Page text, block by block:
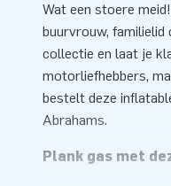
Wat een stoere
buurvrouw, familielid
collectie en laat je
motorliefhebbers,
bestelt deze
Abrahams.
Plank gas met